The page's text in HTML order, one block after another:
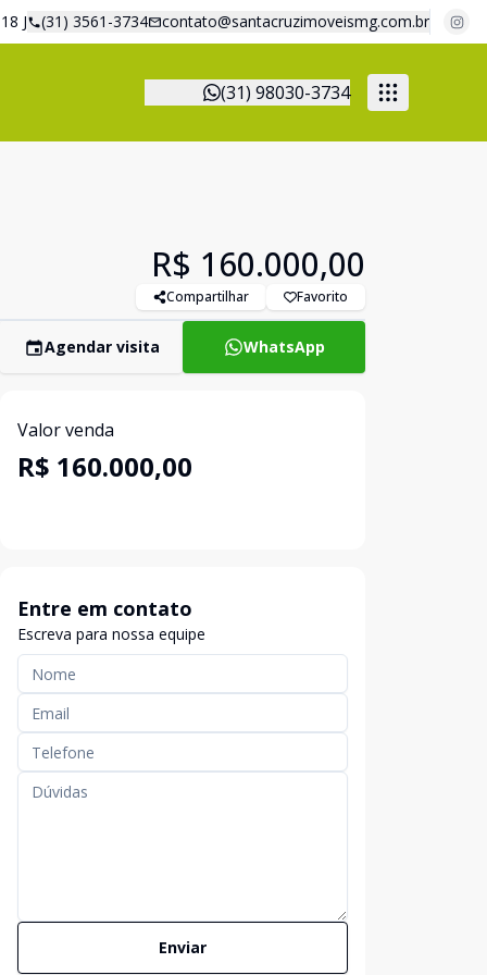
J (31) 3561-3734 contato@santacruzimoveismg.com.br
(31) 98030-3734
R$ 160.000,00
Compartilhar Favorito
Agendar visita WhatsApp
Valor venda
R$ 160.000,00
Entre em contato
Escreva para nossa equipe
Enviar